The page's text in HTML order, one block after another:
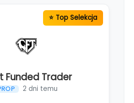
Funded Trader
2 dni temu